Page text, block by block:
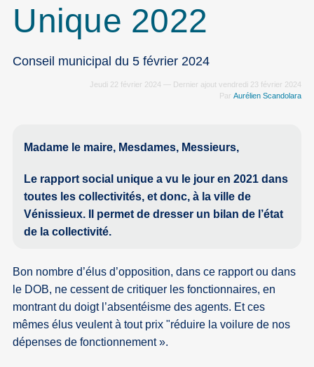
Unique 2022
Conseil municipal du 5 février 2024
Jeudi 22 février 2024 — Dernier ajout vendredi 23 février 2024
Par Aurélien Scandolara
Madame le maire, Mesdames, Messieurs,
Le rapport social unique a vu le jour en 2021 dans
toutes les collectivités, et donc, à la ville de
Vénissieux. Il permet de dresser un bilan de l’état
de la collectivité.
Bon nombre d’élus d’opposition, dans ce rapport ou dans
le DOB, ne cessent de critiquer les fonctionnaires, en
montrant du doigt l’absentéisme des agents. Et ces
mêmes élus veulent à tout prix "réduire la voilure de nos
dépenses de fonctionnement ».